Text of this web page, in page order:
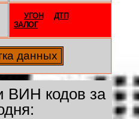
УГОН
ДТП
ЗАЛОГ
ВИН кодов за